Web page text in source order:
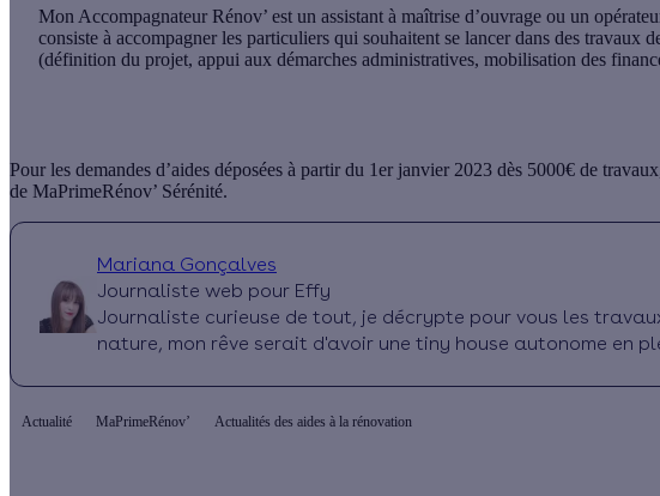
Mon Accompagnateur Rénov’ est un assistant à maîtrise d’ouvrage ou un
consiste à accompagner les particuliers qui souhaitent se lancer dans des travaux
(définition du projet, appui aux démarches administratives, mobilisation des
Pour les demandes d’aides déposées à partir du 1er janvier 2023 dès 5000€ de
de MaPrimeRénov’ Sérénité.
Mariana Gonçalves
Journaliste web pour Effy
Journaliste curieuse de tout, je décrypte pour vous les
nature, mon rêve serait d'avoir une tiny house autonome en
Actualité MaPrimeRénov’ Actualités des aides à la rénovation